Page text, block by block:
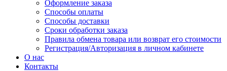
Оформление заказа
Способы оплаты
Способы доставки
Сроки обработки заказа
Правила обмена товара или возврат его стоимости
Регистрация/Авторизация в личном кабинете
О нас
Контакты